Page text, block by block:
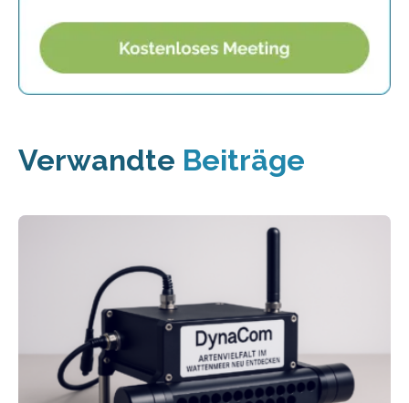
Verwandte Beiträge